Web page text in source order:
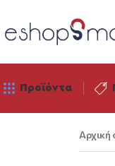
Προϊόντα
Αρχική